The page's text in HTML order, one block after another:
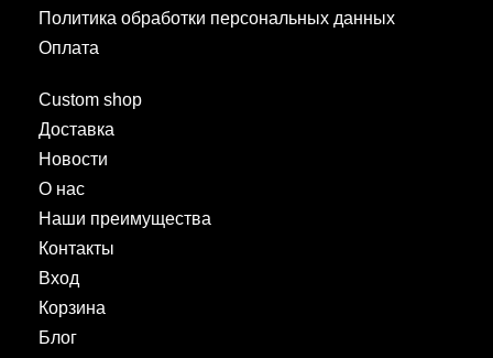
Политика обработки персональных данных
Оплата
Custom shop
Доставка
Новости
О нас
Наши преимущества
Контакты
Вход
Корзина
Блог